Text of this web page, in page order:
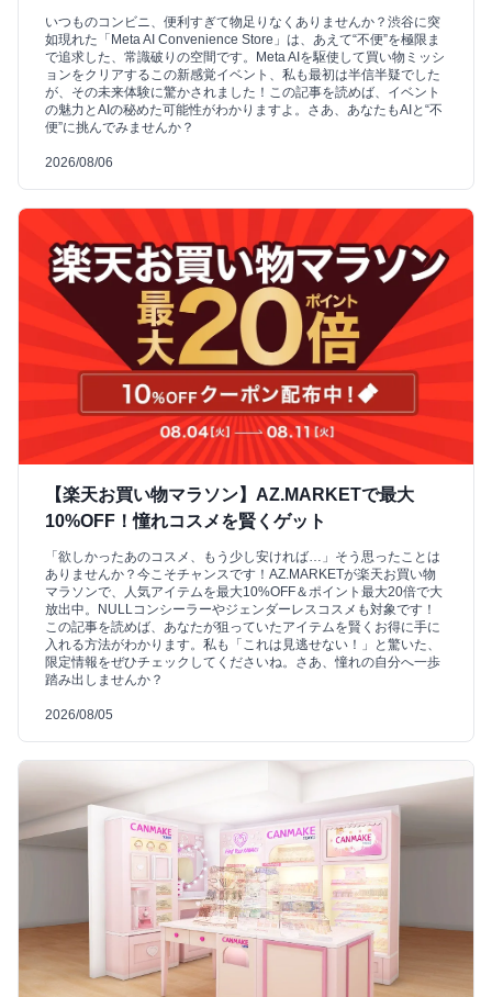
いつものコンビニ、便利すぎて物足りなくありませんか？渋谷に突
如現れた「Meta AI Convenience Store」は、あえて“不便”を極限ま
で追求した、常識破りの空間です。Meta AIを駆使して買い物ミッシ
ョンをクリアするこの新感覚イベント、私も最初は半信半疑でした
が、その未来体験に驚かされました！この記事を読めば、イベント
の魅力とAIの秘めた可能性がわかりますよ。さあ、あなたもAIと“不
便”に挑んでみませんか？
2026/08/06
【楽天お買い物マラソン】AZ.MARKETで最大
10%OFF！憧れコスメを賢くゲット
「欲しかったあのコスメ、もう少し安ければ…」そう思ったことは
ありませんか？今こそチャンスです！AZ.MARKETが楽天お買い物
マラソンで、人気アイテムを最大10%OFF＆ポイント最大20倍で大
放出中。NULLコンシーラーやジェンダーレスコスメも対象です！
この記事を読めば、あなたが狙っていたアイテムを賢くお得に手に
入れる方法がわかります。私も「これは見逃せない！」と驚いた、
限定情報をぜひチェックしてくださいね。さあ、憧れの自分へ一歩
踏み出しませんか？
2026/08/05